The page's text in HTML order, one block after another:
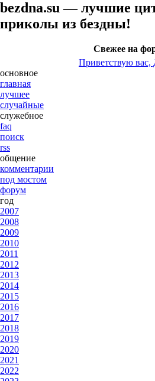
bezdna.su — лучшие
приколы из бездны!
Свежее на
Приветствую вас,
основное
главная
лучшее
случайные
служебное
faq
поиск
rss
общение
комментарии
под мостом
форум
год
2007
2008
2009
2010
2011
2012
2013
2014
2015
2016
2017
2018
2019
2020
2021
2022